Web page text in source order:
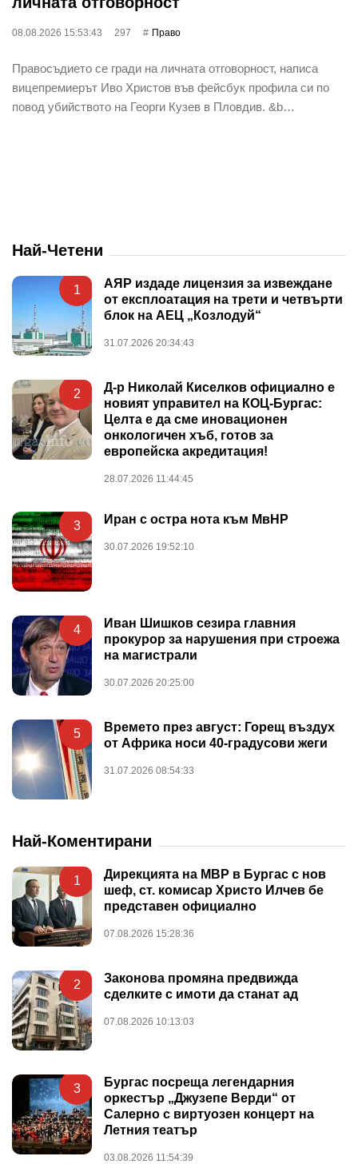
08.08.2026 15:53:43 297 Право
Правосъдието се гради на личната отговорност, написа
вицепремиерът Иво Христов във фейсбук профила си по
повод убийството на Георги Кузев в Пловдив. &b…
Най-Четени
1
АЯР издаде лицензия за извеждане
от експлоатация на трети и четвърти
блок на АЕЦ „Козлодуй“
31.07.2026 20:34:43
2
Д-р Николай Киселков официално е
новият управител на КОЦ-Бургас:
Целта е да сме иновационен
онкологичен хъб, готов за
европейска акредитация!
28.07.2026 11:44:45
3 Иран с остра нота към МвНР
30.07.2026 19:52:10
4
Иван Шишков сезира главния
прокурор за нарушения при строежа
на магистрали
30.07.2026 20:25:00
5
Времето през август: Горещ въздух
от Африка носи 40-градусови жеги
31.07.2026 08:54:33
Най-Коментирани
1
Дирекцията на МВР в Бургас с нов
шеф, ст. комисар Христо Илчев бе
представен официално
07.08.2026 15:28:36
2
Законова промяна предвижда
сделките с имоти да станат ад
07.08.2026 10:13:03
3
Бургас посреща легендарния
оркестър „Джузепе Верди“ от
Салерно с виртуозен концерт на
Летния театър
03.08.2026 11:54:39